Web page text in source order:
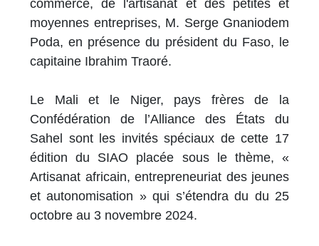
commerce, de l'artisanat et des petites et
moyennes entreprises, M. Serge Gnaniodem
Poda, en présence du président du Faso, le
capitaine Ibrahim Traoré.
Le Mali et le Niger, pays frères de la
Confédération de l’Alliance des États du
Sahel sont les invités spéciaux de cette 17
édition du SIAO placée sous le thème, «
Artisanat africain, entrepreneuriat des jeunes
et autonomisation » qui s’étendra du du 25
octobre au 3 novembre 2024.